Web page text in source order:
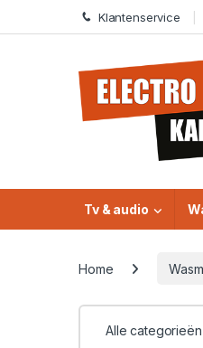
Skip to navigation
Skip to content Klantenservice
Tv & audio
Home
Alle categorieën